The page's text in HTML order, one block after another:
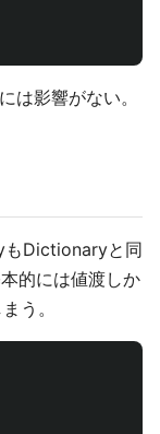
は影響がない。
もDictionaryと同
的には値渡しか
う。